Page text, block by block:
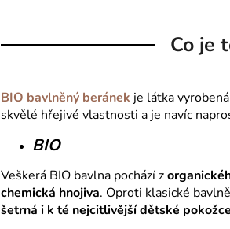
Co je
BIO bavlněný beránek je látka
skvělé hřejivé vlastnosti a je navíc
BIO
Veškerá BIO bavlna pochází z
chemická hnojiva. Oproti klasické
šetrná i k té nejcitlivější dětské pokožce